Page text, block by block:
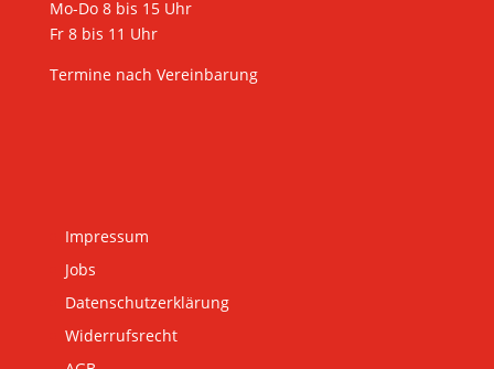
Mo-Do 8 bis 15 Uhr
Fr 8 bis 11 Uhr
Termine nach Vereinbarung
Impressum
Jobs
Datenschutzerklärung
Widerrufsrecht